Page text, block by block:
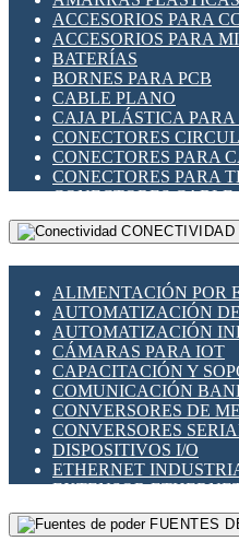
INDICADORES PARA
INTERFACES DE RELÉ
INTERRUPTORES FIN
LLAVES
MEDIDORES DE
MOTORES PASO A
PANTALLAS HMI
PLC -
PROGRAMADORES
RELÉS DE
SENSORES
SENSORES
TEMPORIZADORES
VARIACS
VARIADORES DE
SECCIONADORES -
MAQUINARIA
ACCESORIOS PARA
ACCESORIOS PARA
BATERÍAS
BORNES PARA PCB
CABLE PLANO
CAJA PLÁSTICA
CONECTORES
CONECTORES PARA
CONECTORES PARA
CONECTORES CABLE
CONECTORES PCB A
DIP SWITCHES
HERRAMIENTAS
ILUMINACIÓN LED
INTERRUPTORES
INTERFACES DE RELÉ
OTROS RELÉS
PROTECCIÓN
RELÉS
RELÉS DE SEÑAL
RELÉS DE ESTADO
RELÉS INDUSTRIALES
RELÉS MINIATURA DE
SENSORES
CONECTIVIDAD
ALIMENTACIÓN POR
AUTOMATIZACIÓN
AUTOMATIZACIÓN
CÁMARAS PARA IOT
CAPACITACIÓN Y
COMUNICACIÓN
CONVERSORES DE
CONVERSORES
DISPOSITIVOS I/O
ETHERNET
EXTENSOR
GATEWAY LORAWAN
GESTIÓN DE REDES
FUENTES